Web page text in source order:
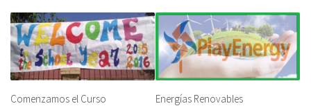
Comenzamos el Curso Energías Renovables